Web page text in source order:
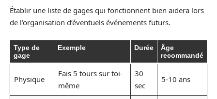
Établir une liste de gages qui fonctionnent bien aidera lors
de l’organisation d’éventuels événements futurs.
Type de
gage
Exemple Durée
Âge
recommandé
Physique
Fais 5 tours sur toi-
même
30
sec
5-10 ans